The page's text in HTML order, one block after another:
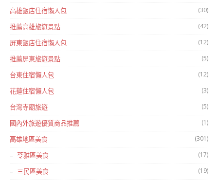
高雄飯店住宿懶人包 (30)
推薦高雄旅遊景點 (42)
屏東飯店住宿懶人包 (12)
推薦屏東旅遊景點 (5)
台東住宿懶人包 (12)
花蓮住宿懶人包 (3)
台灣寺廟旅遊 (5)
國內外旅遊優質商品推薦 (1)
高雄地區美食 (301)
苓雅區美食 (17)
三民區美食 (19)